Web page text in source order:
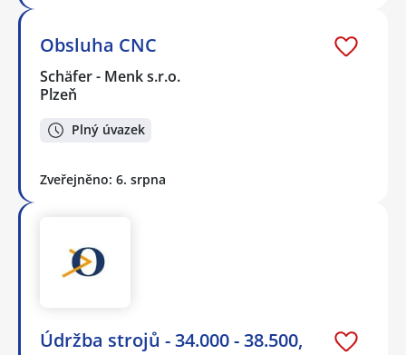
Obsluha CNC
Schäfer - Menk s.r.o.
Plzeň
Plný úvazek
Zveřejněno: 6. srpna
Údržba strojů - 34.000 - 38.500,